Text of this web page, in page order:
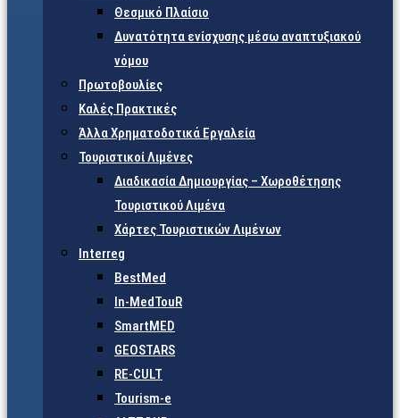
Θεσμικό Πλαίσιο
Δυνατότητα ενίσχυσης μέσω αναπτυξιακού
νόμου
Πρωτοβουλίες
Καλές Πρακτικές
Άλλα Χρηματοδοτικά Εργαλεία
Τουριστικοί Λιμένες
Διαδικασία Δημιουργίας – Χωροθέτησης
Τουριστικού Λιμένα
Χάρτες Τουριστικών Λιμένων
Interreg
BestMed
In-MedTouR
SmartMED
GEOSTARS
RE-CULT
Tourism-e